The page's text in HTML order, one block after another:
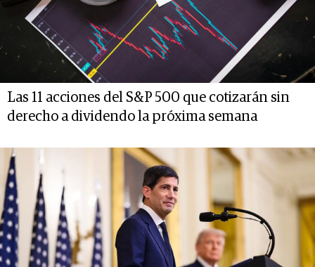
Las 11 acciones del S&P 500 que cotizarán sin
derecho a dividendo la próxima semana